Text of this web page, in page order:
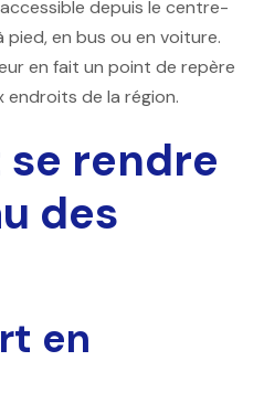
depuis le centre-
pied, en bus ou en voiture.
en fait un point de repère
endroits de la région.
rendre
des
en